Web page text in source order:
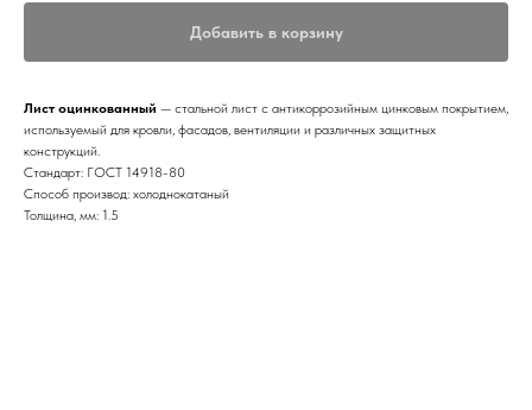
Добавить в корзину
Лист оцинкованный — стальной лист с антикоррозийным цинковым покрытием,
используемый для кровли, фасадов, вентиляции и различных защитных
конструкций.
Стандарт: ГОСТ 14918-80
Способ производ: холоднокатаный
Толщина, мм: 1.5